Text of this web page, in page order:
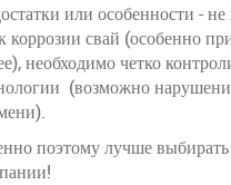
или особенности -
коррозии свай (особенно
необходимо четко
(возможно
поэтому лучше